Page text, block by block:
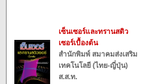
เซ็นเซอร์และทรานสดิว
เซอร์เบื้องต้น
สำนักพิมพ์ สมาคมส่งเสริม
เทคโนโลยี (ไทย-ญี่ปุ่น)
ส.ส.ท.